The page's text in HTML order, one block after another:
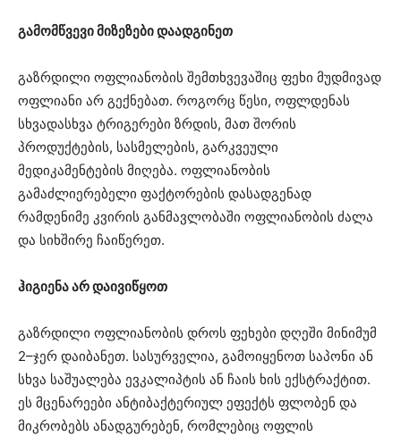
გამომწვევი მიზეზები დაადგინეთ
გაზრდილი ოფლიანობის შემთხვევაშიც ფეხი მუდმივად
ოფლიანი არ გექნებათ. როგორც წესი, ოფლდენას
სხვადასხვა ტრიგერები ზრდის, მათ შორის
პროდუქტების, სასმელების, გარკვეული
მედიკამენტების მიღება. ოფლიანობის
გამაძლიერებელი ფაქტორების დასადგენად
რამდენიმე კვირის განმავლობაში ოფლიანობის ძალა
და სიხშირე ჩაიწერეთ.
ჰიგიენა არ დაივიწყოთ
გაზრდილი ოფლიანობის დროს ფეხები დღეში მინიმუმ
2–ჯერ დაიბანეთ. სასურველია, გამოიყენოთ საპონი ან
სხვა საშუალება ევკალიპტის ან ჩაის ხის ექსტრაქტით.
ეს მცენარეები ანტიბაქტერიულ ეფექტს ფლობენ და
მიკრობებს ანადგურებენ, რომლებიც ოფლის